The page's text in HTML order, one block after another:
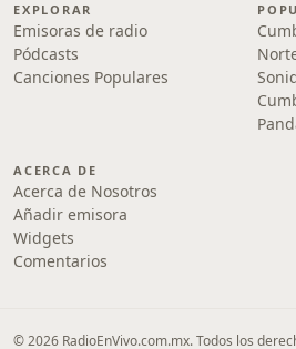
EXPLORAR
Emisoras de radio
Pódcasts
Canciones Populares
ACERCA DE
Acerca de Nosotros
Añadir emisora
Widgets
Comentarios
© 2026 RadioEnVivo.com.mx. Todos los